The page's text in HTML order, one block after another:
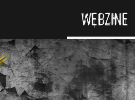
WEBZINE